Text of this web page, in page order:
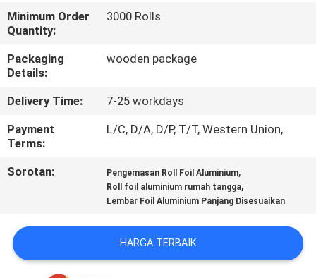
KONTROL
KUALITAS
HUBUNGI
KAMI
BERITA
PERMINTAAN
PENAWARAN
Minimum Order
Quantity:
3000 Rolls
Packaging
Details:
wooden package
Delivery Time:
7-25 workdays
Payment
Terms:
L/C, D/A, D/P, T/T, Western Union,
Sorotan: Pengemasan Roll Foil Aluminium,
Roll foil aluminium rumah tangga,
Lembar Foil Aluminium Panjang Disesuaikan
HARGA TERBAIK